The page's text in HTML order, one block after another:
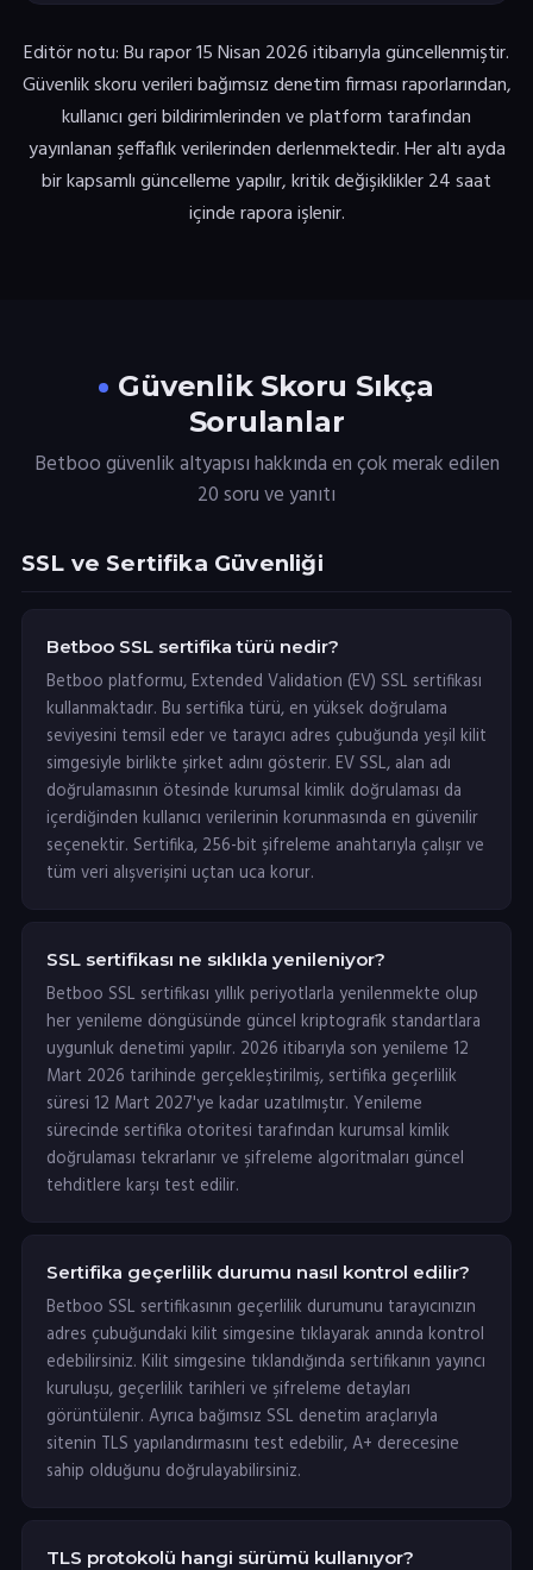
Editör notu: Bu rapor 15 Nisan 2026 itibarıyla güncellenmiştir.
Güvenlik skoru verileri bağımsız denetim firması raporlarından,
kullanıcı geri bildirimlerinden ve platform tarafından
yayınlanan şeffaflık verilerinden derlenmektedir. Her altı ayda
bir kapsamlı güncelleme yapılır, kritik değişiklikler 24 saat
içinde rapora işlenir.
Güvenlik Skoru Sıkça
Sorulanlar
Betboo güvenlik altyapısı hakkında en çok merak edilen
20 soru ve yanıtı
SSL ve Sertifika Güvenliği
Betboo SSL sertifika türü nedir?
Betboo platformu, Extended Validation (EV) SSL sertifikası
kullanmaktadır. Bu sertifika türü, en yüksek doğrulama
seviyesini temsil eder ve tarayıcı adres çubuğunda yeşil kilit
simgesiyle birlikte şirket adını gösterir. EV SSL, alan adı
doğrulamasının ötesinde kurumsal kimlik doğrulaması da
içerdiğinden kullanıcı verilerinin korunmasında en güvenilir
seçenektir. Sertifika, 256-bit şifreleme anahtarıyla çalışır ve
tüm veri alışverişini uçtan uca korur.
SSL sertifikası ne sıklıkla yenileniyor?
Betboo SSL sertifikası yıllık periyotlarla yenilenmekte olup
her yenileme döngüsünde güncel kriptografik standartlara
uygunluk denetimi yapılır. 2026 itibarıyla son yenileme 12
Mart 2026 tarihinde gerçekleştirilmiş, sertifika geçerlilik
süresi 12 Mart 2027'ye kadar uzatılmıştır. Yenileme
sürecinde sertifika otoritesi tarafından kurumsal kimlik
doğrulaması tekrarlanır ve şifreleme algoritmaları güncel
tehditlere karşı test edilir.
Sertifika geçerlilik durumu nasıl kontrol edilir?
Betboo SSL sertifikasının geçerlilik durumunu tarayıcınızın
adres çubuğundaki kilit simgesine tıklayarak anında kontrol
edebilirsiniz. Kilit simgesine tıklandığında sertifikanın yayıncı
kuruluşu, geçerlilik tarihleri ve şifreleme detayları
görüntülenir. Ayrıca bağımsız SSL denetim araçlarıyla
sitenin TLS yapılandırmasını test edebilir, A+ derecesine
sahip olduğunu doğrulayabilirsiniz.
TLS protokolü hangi sürümü kullanıyor?